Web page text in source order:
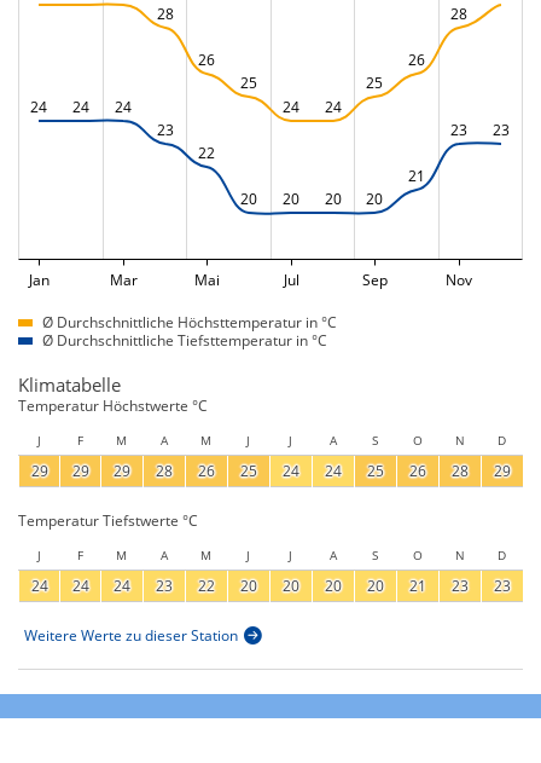
28
26
25
24
24
25
26
28
24 24
24
23
22
20 20 20 20
21
23 23
Jan Mar Mai Jul Sep Nov
Ø Durchschnittliche Höchsttemperatur in °C
Ø Durchschnittliche Tiefsttemperatur in °C
Klimatabelle
Temperatur Höchstwerte °C
J F M A M J J A S O N D
29 29 29 28 26 25 24 24 25 26 28 29
Temperatur Tiefstwerte °C
J F M A M J J A S O N D
24 24 24 23 22 20 20 20 20 21 23 23
Weitere Werte zu dieser Station